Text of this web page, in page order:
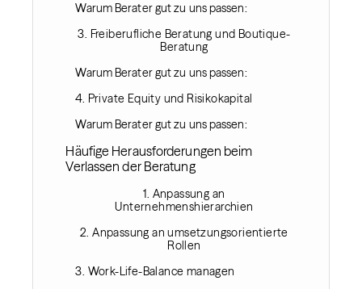
Warum Berater gut zu uns passen:
3. Freiberufliche Beratung und Boutique-
Beratung
Warum Berater gut zu uns passen:
4. Private Equity und Risikokapital
Warum Berater gut zu uns passen:
Häufige Herausforderungen beim
Verlassen der Beratung‍
1. Anpassung an
Unternehmenshierarchien
2. Anpassung an umsetzungsorientierte
Rollen
3. Work-Life-Balance managen